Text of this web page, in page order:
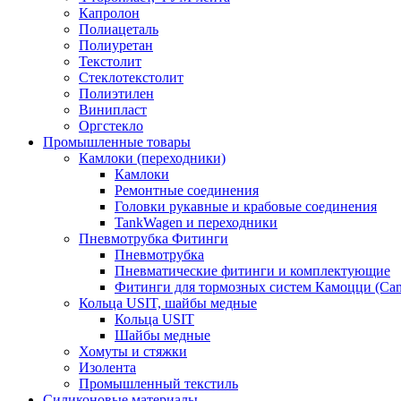
Капролон
Полиацеталь
Полиуретан
Текстолит
Стеклотекстолит
Полиэтилен
Винипласт
Оргстекло
Промышленные товары
Камлоки (переходники)
Камлоки
Ремонтные соединения
Головки рукавные и крабовые соединения
TankWagen и переходники
Пневмотрубка Фитинги
Пневмотрубка
Пневматические фитинги и комплектующие
Фитинги для тормозных систем Камоцци
Кольца USIT, шайбы медные
Кольца USIT
Шайбы медные
Хомуты и стяжки
Изолента
Промышленный текстиль